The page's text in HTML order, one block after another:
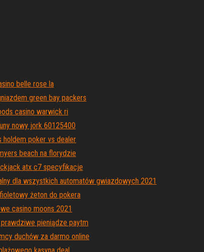
belle rose la
green bay packers
casino warwick ri
nowy jork 60125400
holdem poker vs dealer
beach na florydzie
atx c7 specyfikacje
dla wszystkich automatów gwiazdowych 2021
żeton do pokera
casino moons 2021
pieniądze paytm
duchów za darmo online